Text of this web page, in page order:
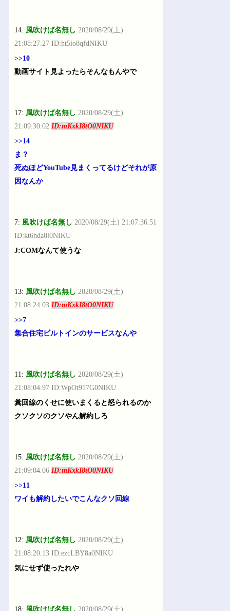
14: 風吹けば名無し 2020/08/29(土)
21:08:27.27 ID:ht5io8qfdNIKU
>>10
動画サイト見よったらそんなもんやで
17: 風吹けば名無し 2020/08/29(土)
21:09:30.02ID:mKxkI8tO0NIKU
>>14
ま？
死ぬほどYouTube見まくってるけどそれが原
因なんか
7: 風吹けば名無し 2020/08/29(土) 21:07:36.51
ID:kt6hda0l0NIKU
J:COMなんて使うな
13: 風吹けば名無し 2020/08/29(土)
21:08:24.03ID:mKxkI8tO0NIKU
>>7
集合住宅ビルトインのサービスなんや
11: 風吹けば名無し 2020/08/29(土)
21:08:04.97 ID:WpOt917G0NIKU
糞回線のくせに使いまくると怒られるのか
クソクソのクソやん解約しろ
15: 風吹けば名無し 2020/08/29(土)
21:09:04.06ID:mKxkI8tO0NIKU
>>11
ワイも解約したいでこんなクソ回線
12: 風吹けば名無し 2020/08/29(土)
21:08:20.13 ID:ezcLBY8a0NIKU
気にせず使ったれや
18: 風吹けば名無し 2020/08/29(土)